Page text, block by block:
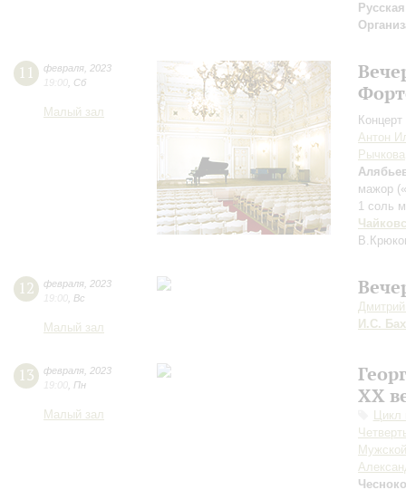
11 февраля 2023
19:00 Сб
Малый зал
Антон
Рычкова
мажор
1 соль
12 февраля 2023
19:00 Вс
Малый зал
И.С. Бах
13 февраля 2023
19:00 Пн
Малый зал
XX
Цикл